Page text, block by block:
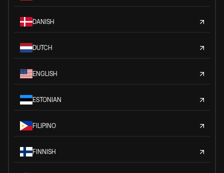
DANISH
DUTCH
ENGLISH
ESTONIAN
FILIPINO
FINNISH